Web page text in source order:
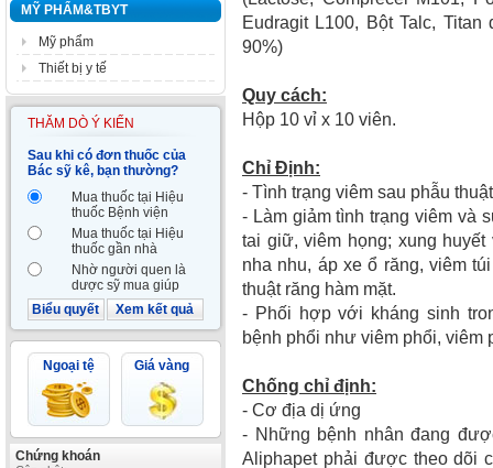
MỸ PHẨM&TBYT
Mỹ phẩm
Thiết bị y tế
THĂM DÒ Ý KIẾN
Sau khi có đơn thuốc của
Bác sỹ kê, bạn thường?
Mua thuốc tại Hiệu
thuốc Bệnh viện
Mua thuốc tại Hiệu
thuốc gần nhà
Nhờ người quen là
dược sỹ mua giúp
Biểu quyết
Xem kết quả
Ngoại tệ Giá vàng
Chứng khoán
Eudragit L100, Bột Talc, Titan
90%)
Quy cách:
Hộp 10 vỉ x 10 viên.
Chỉ Định:
- Tình trạng viêm sau phẫu
- Làm giảm tình trạng viêm và
tai giữ, viêm họng; xung
nha nhu, áp xe ổ răng, viêm
thuật răng hàm mặt.
- Phối hợp với kháng sinh
bệnh phổi như viêm phổi, viêm
Chống chỉ định:
- Cơ địa dị ứng
- Những bệnh nhân đang
Aliphapet phải được theo dõi